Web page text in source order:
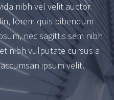
nibh vel velit auctor
lorem quis bibendum
nec sagittis sem nibh
nibh vulputate cursus a
ipsum velit.